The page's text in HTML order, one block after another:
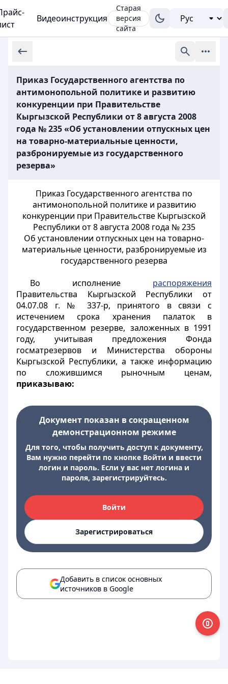
Видеоинструкция
Старая
версия
сайта
Приказ Государственного агентства по
антимонопольной политике и развитию
конкуренции при Правительстве
Кыргызской Республики от 8 августа 2008
года № 235 «Об установлении отпускных цен
на товарно-материальные ценности,
разбронируемые из государственного
резерва»
Приказ Государственного агентства по
антимонопольной политике и развитию
конкуренции при Правительстве Кыргызской
Республики от 8 августа 2008 года № 235
Об установлении отпускных цен на товарно-
материальные ценности, разбронируемые из
государственного резерва
Во исполнение распоряжения
Правительства Кыргызской Республики от
04.07.08 г. № 337-р, принятого в связи с
истечением срока хранения палаток в
государственном резерве, заложенных в 1991
году, учитывая предложения Фонда
госматрезервов и Министерства обороны
Кыргызской Республики, а также информацию
по сложившимся рыночным ценам,
приказываю:
Документ показан в сокращенном
демонстрационном режиме
Для того, чтобы получить доступ к документу,
Вам нужно перейти по кнопке Войти и ввести
логин и пароль. Если у вас нет логина и
пароля, зарегистрируйтесь.
Войти
Зарегистрироваться
Добавить в список основных
источников в Google